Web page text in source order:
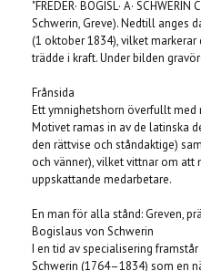
"FREDER· BOGISL· A·
Schwerin, Greve). Nedtill anges
(1 oktober 1834), vilket
trädde i kraft. Under bilden
Frånsida
Ett ymnighetshorn överfullt med
Motivet ramas in av de latinska
den rättvise och ståndaktige)
och vänner), vilket vittnar om att
uppskattande medarbetare.
En man för alla stånd: Greven,
Bogislaus von Schwerin
I en tid av specialisering
Schwerin (1764–1834) som en